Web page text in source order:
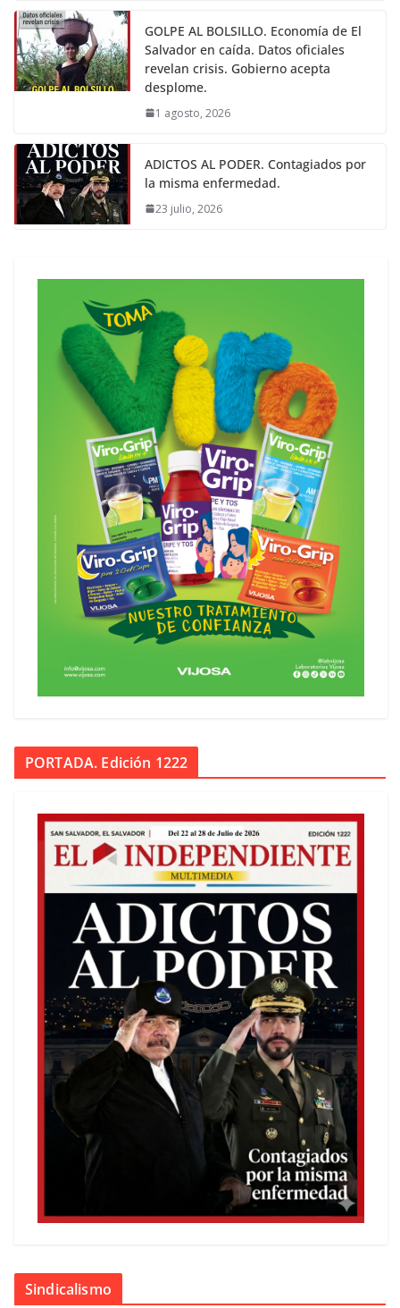
GOLPE AL BOLSILLO. Economía de El
Salvador en caída. Datos oficiales
revelan crisis. Gobierno acepta
desplome.
1 agosto, 2026
ADICTOS AL PODER. Contagiados por
la misma enfermedad.
23 julio, 2026
PORTADA. Edición 1222
Sindicalismo